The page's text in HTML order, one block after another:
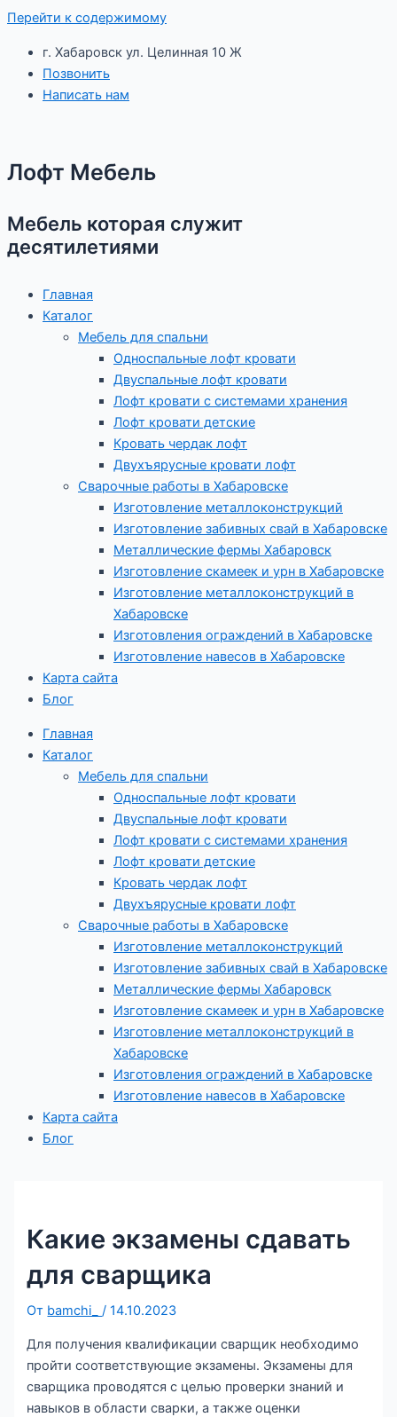
Перейти к содержимому
г. Хабаровск ул. Целинная 10 Ж
Позвонить
Написать нам
Лофт Мебель
Мебель которая служит
десятилетиями
Главная
Каталог
Мебель для спальни
Односпальные лофт кровати
Двуспальные лофт кровати
Лофт кровати с системами хранения
Лофт кровати детские
Кровать чердак лофт
Двухъярусные кровати лофт
Сварочные работы в Хабаровске
Изготовление металлоконструкций
Изготовление забивных свай в Хабаровске
Металлические фермы Хабаровск
Изготовление скамеек и урн в Хабаровске
Изготовление металлоконструкций в
Хабаровске
Изготовления ограждений в Хабаровске
Изготовление навесов в Хабаровске
Карта сайта
Блог
Главная
Каталог
Мебель для спальни
Односпальные лофт кровати
Двуспальные лофт кровати
Лофт кровати с системами хранения
Лофт кровати детские
Кровать чердак лофт
Двухъярусные кровати лофт
Сварочные работы в Хабаровске
Изготовление металлоконструкций
Изготовление забивных свай в Хабаровске
Металлические фермы Хабаровск
Изготовление скамеек и урн в Хабаровске
Изготовление металлоконструкций в
Хабаровске
Изготовления ограждений в Хабаровске
Изготовление навесов в Хабаровске
Карта сайта
Блог
Какие экзамены сдавать
для сварщика
От bamchi_/14.10.2023
Для получения квалификации сварщик необходимо
пройти соответствующие экзамены. Экзамены для
сварщика проводятся с целью проверки знаний и
навыков в области сварки, а также оценки